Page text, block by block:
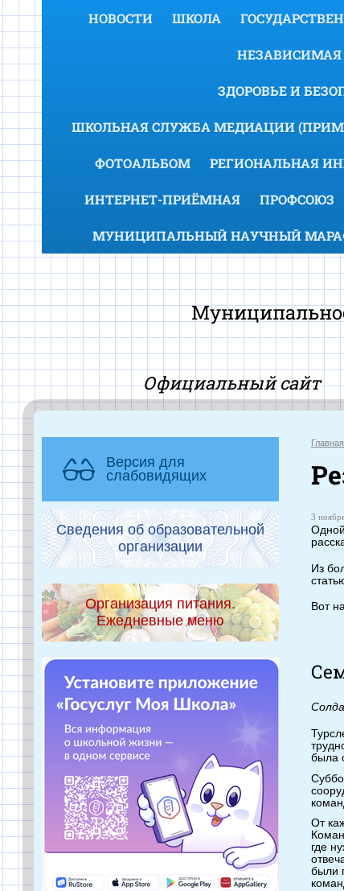
НОВОСТИ ШКОЛА
НЕЗАВИСИМАЯ
ЗДОРОВЬЕ И
ШКОЛЬНАЯ СЛУЖБА МЕДИАЦИИ
ФОТОАЛЬБОМ РЕГИОНАЛЬНАЯ
ИНТЕРНЕТ-ПРИЁМНАЯ ПРОФСОЮЗ
МУНИЦИПАЛЬНЫЙ НАУЧНЫЙ
Версия для
слабовидящих
Сведения об образовательной
организации
Организация питания.
Ежедневные меню
Главная
3
Из
Вот
была
От
где
были